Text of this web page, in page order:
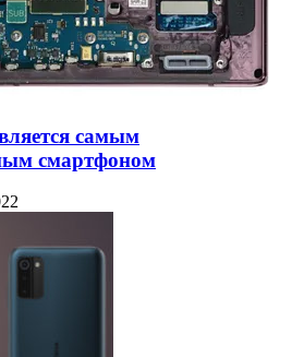
самым
смартфоном